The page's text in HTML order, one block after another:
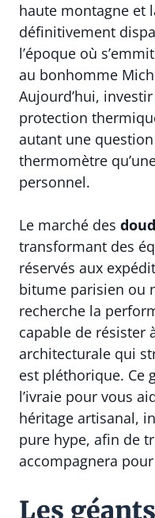
haute montagne et
définitivement
l’époque où
au bonhomme
Aujourd’hui,
protection
autant une
thermomètre
personnel.
Le marché des
transformant des
réservés aux
bitume parisien ou
recherche la
capable de résister
architecturale qui
est pléthorique. Ce
l’ivraie pour vous
héritage artisanal,
pure hype, afin de
accompagnera
Les géants